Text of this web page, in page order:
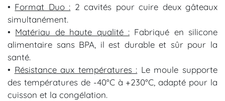
• Format Duo : 2 cavités pour cuire deux gâteaux
simultanément.
• Matériau de haute qualité :Fabriqué en silicone
alimentaire sans BPA, il est durable et sûr pour la
santé.
• Résistance aux températures : Le moule supporte
des températures de -40°C à +230°C, adapté pour la
cuisson et la congélation.